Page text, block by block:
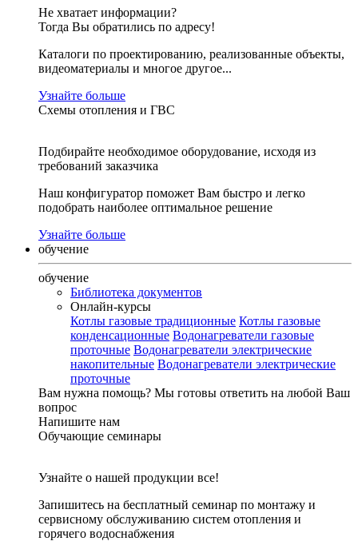
Не хватает информации?
Тогда Вы обратились по адресу!
Каталоги по проектированию, реализованные объекты,
видеоматериалы и многое другое...
Узнайте больше
Схемы отопления и ГВС
Подбирайте необходимое оборудование, исходя из
требований заказчика
Наш конфигуратор поможет Вам быстро и легко
подобрать наиболее оптимальное решение
Узнайте больше
обучение
обучение
Библиотека документов
Онлайн-курсы
Котлы газовые традиционные Котлы газовые
конденсационные Водонагреватели газовые
проточные Водонагреватели электрические
накопительные Водонагреватели электрические
проточные
Вам нужна помощь? Мы готовы ответить на любой Ваш
вопрос
Напишите нам
Обучающие семинары
Узнайте о нашей продукции все!
Запишитесь на бесплатный семинар по монтажу и
сервисному обслуживанию систем отопления и
горячего водоснабжения